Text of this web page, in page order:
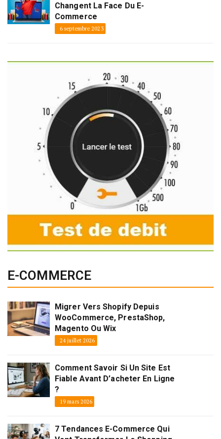
Changent La Face Du E-
Commerce
6 septembre 2023
E-COMMERCE
Migrer Vers Shopify Depuis
WooCommerce, PrestaShop,
Magento Ou Wix
24 juillet 2026
Comment Savoir Si Un Site Est
Fiable Avant D’acheter En Ligne
?
19 mars 2026
7 Tendances E-Commerce Qui